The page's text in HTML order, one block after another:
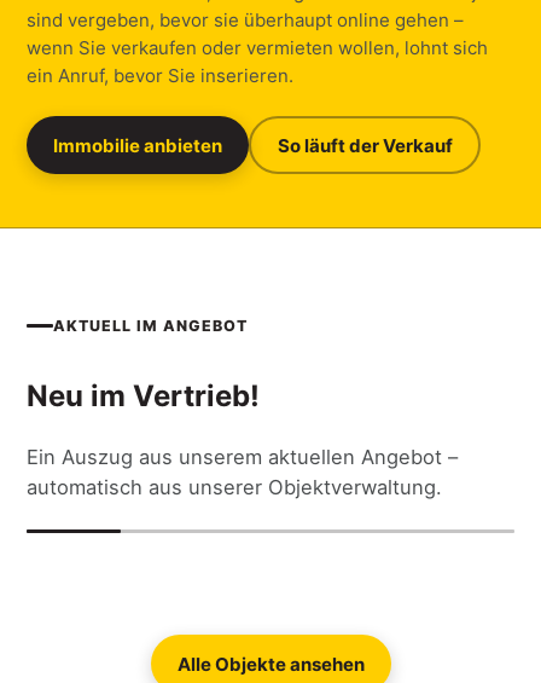
sind vergeben, bevor sie überhaupt online gehen –
wenn Sie verkaufen oder vermieten wollen, lohnt sich
ein Anruf, bevor Sie inserieren.
Immobilie anbieten So läuft der Verkauf
AKTUELL IM ANGEBOT
Neu im Vertrieb!
Ein Auszug aus unserem aktuellen Angebot –
automatisch aus unserer Objektverwaltung.
Alle Objekte ansehen